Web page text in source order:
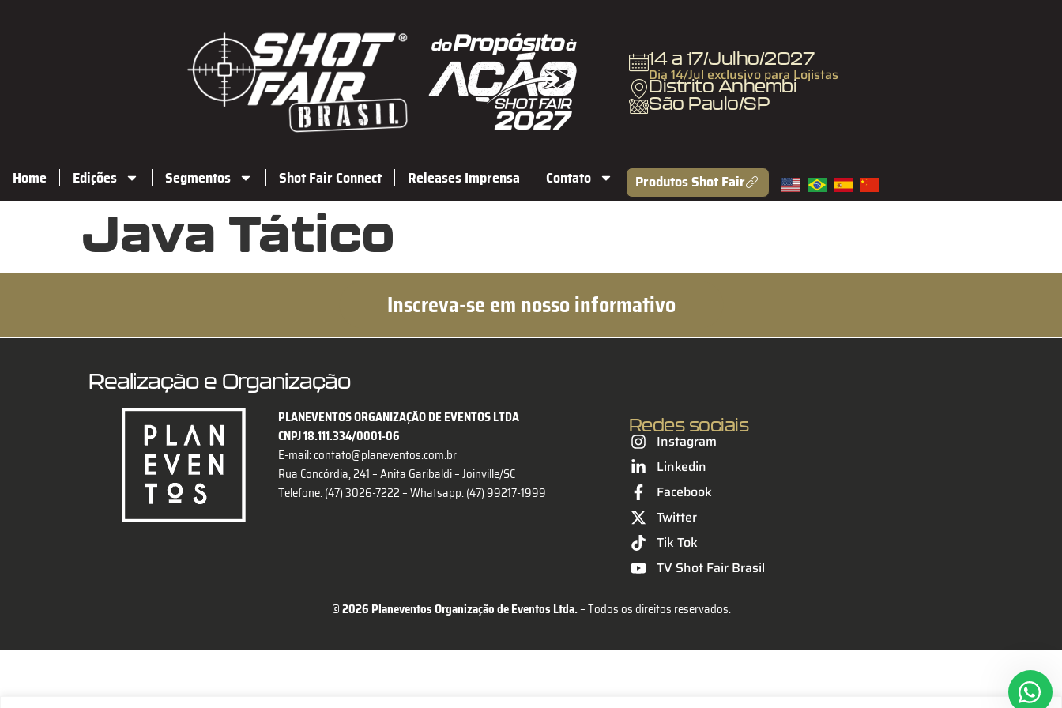
14 a 17/Julho/2027
Dia 14/Jul exclusivo para Lojistas
Distrito Anhembi
São Paulo/SP
Home Edições Segmentos Shot Fair Connect Releases Imprensa Contato Produtos Shot Fair
Java Tático
Inscreva-se em nosso informativo
Realização e Organização
PLANEVENTOS ORGANIZAÇÃO DE EVENTOS LTDA
CNPJ 18.111.334/0001-06
E-mail:contato@planeventos.com.br
Rua Concórdia, 241 – Anita Garibaldi – Joinville/SC
Telefone: (47) 3026-7222 –Whatsapp: (47) 99217-1999
Redes sociais
Instagram
Linkedin
Facebook
Twitter
Tik Tok
TV Shot Fair Brasil
© 2026 Planeventos Organização de Eventos Ltda. – Todos os direitos reservados.